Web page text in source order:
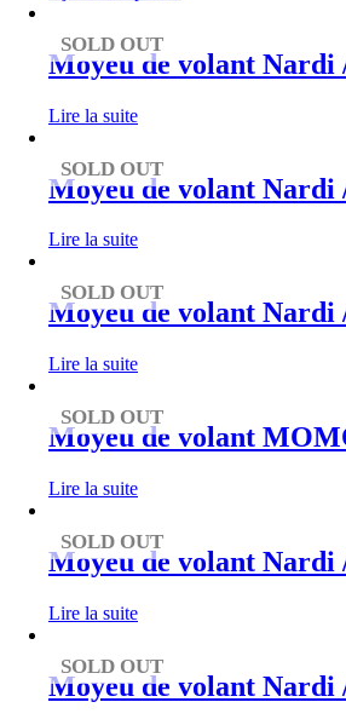
SOLD OUT
Moyeu de volant Nardi
Lire la suite
SOLD OUT
Moyeu de volant Nardi
Lire la suite
SOLD OUT
Moyeu de volant Nardi
Lire la suite
SOLD OUT
Moyeu de volant
Lire la suite
SOLD OUT
Moyeu de volant Nardi
Lire la suite
SOLD OUT
Moyeu de volant Nardi